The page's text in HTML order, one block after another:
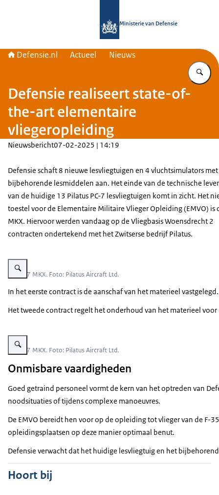
Ministerie van Defensie
Defensie.nl Actueel Nieuws
Defensie realiseert state-of-
the-art elementaire
vliegeropleiding
Nieuwsbericht07-02-2025 | 14:19
Defensie schaft 8 nieuwe lesvliegtuigen en 4 vluchtsimulators met
bijbehorende lesmiddelen aan. Het einde van de technische
van de huidige 13 Pilatus PC-7 lesvliegtuigen komt in zicht. Het
toestel voor de Elementaire Militaire Vlieger Opleiding (EMVO) is
MKX. Hiervoor werden vandaag op de Vliegbasis Woensdrecht 2
contracten ondertekend met het Zwitserse bedrijf Pilatus.
Vergroot afbeelding Een PC-7 MKX in de lucht.
De PC-7 MKX. Foto: Pilatus Aircraft Ltd.
In het eerste contract is de aanschaf van het materieel
Het tweede contract regelt het onderhoud van het materieel
Vergroot afbeelding Een PC-7 MKX vliegt in een berggebied.
De PC-7 MKX. Foto: Pilatus Aircraft Ltd.
Onmisbare vaardigheden
Goed getraind personeel vormt de kern van het optreden van
noodsituaties of tijdens complexe manoeuvres.
De EMVO bereidt hen voor op de opleiding tot vlieger van de F-
opleidingsplaatsen op deze manier optimaal benut.
Defensie verwacht dat het huidige lesvliegtuig en het
Hoort bij